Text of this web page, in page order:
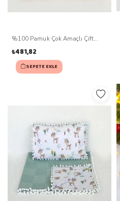
%100 Pamuk Çok Amaçlı Çift
₺481,82
SEPETE EKLE